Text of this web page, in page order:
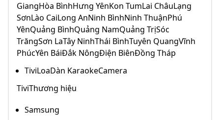
GiangHòa BìnhHưng YênKon TumLai ChâuLạng
SơnLào CaiLong AnNinh BìnhNinh ThuậnPhú
YênQuảng BìnhQuảng NamQuảng TrịSóc
TrăngSơn LaTây NinhThái BìnhTuyên QuangVĩnh
PhúcYên BáiĐắk NôngĐiện BiênĐồng Tháp
TiviLoaDàn KaraokeCamera
TiviThương hiệu
Samsung